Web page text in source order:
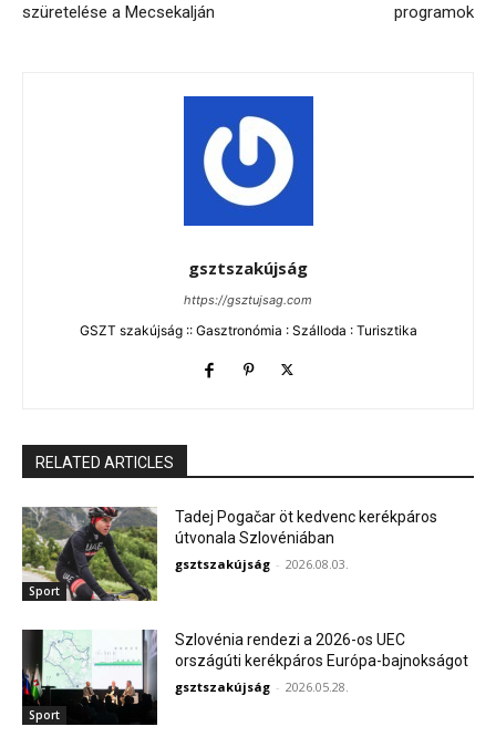
szüretelése a Mecsekalján
programok
gsztszakújság
https://gsztujsag.com
GSZT szakújság :: Gasztronómia : Szálloda : Turisztika
RELATED ARTICLES
Sport
Tadej Pogačar öt kedvenc kerékpáros
útvonala Szlovéniában
gsztszakújság - 2026.08.03.
Sport
Szlovénia rendezi a 2026-os UEC
országúti kerékpáros Európa-bajnokságot
gsztszakújság - 2026.05.28.